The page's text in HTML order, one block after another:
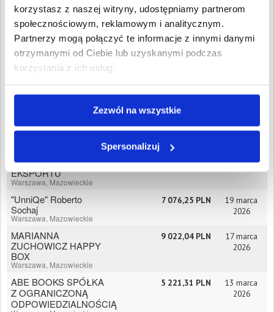
korzystasz z naszej witryny, udostępniamy partnerom
społecznościowym, reklamowym i analitycznym.
Partnerzy mogą połączyć te informacje z innymi danymi
otrzymanymi od Ciebie lub uzyskanymi podczas
korzystania z ich usług.
Zezwól na wszystkie
Spersonalizuj
POLSKA AGENCJA
POZYSKIWANIA
FUNDUSZY
UNIJNYCH SPÓŁKA Z
OGRANICZONĄ
ODPOWIEDZIALNOŚCIĄ
Warszawa, Mazowieckie
4 910,39 PLN
9 kwietnia
NAJLEPSZAKSIĘGOWA.COM
ODPOWIEDZIALNOŚCIĄ
Warszawa, Mazowieckie
1 345,09 PLN
26 marca
PROMOCJI
EKSPORTU
Warszawa, Mazowieckie
1 611,68 PLN
2026
"UnniQe" Roberto
Sochaj
Warszawa, Mazowieckie
7 076,25 PLN
19 marca
2026
MARIANNA
ZUCHOWICZ HAPPY
BOX
Warszawa, Mazowieckie
9 022,04 PLN
17 marca
2026
ABE BOOKS SPÓŁKA
Z OGRANICZONĄ
ODPOWIEDZIALNOŚCIĄ
5 221,31 PLN
13 marca
2026